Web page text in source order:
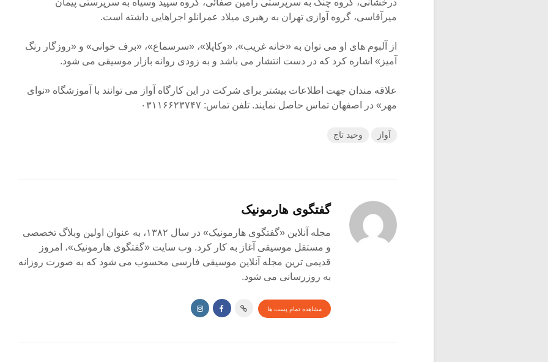
میرآقاسی، گروه آوازی تهران به رهبری میلاد عمرانلو اجراهایی داشته است.
از آلبوم های او می توان به «خانه غریب»، «وکاپلا»، «سرسماع»، «برف خوانی» و «روزگار رنگ
آمیز» اشاره کرد که در دست انتشار می باشد و به زودی روانه بازار موسیقی می شود.
علاقه مندان جهت اطلاعات بیشتر برای شرکت در این کارگاه آواز می توانند با آموزشگاه «نوای
مهر» در اصفهان تماس حاصل نمایند. تلفن تماس: ۰۳۱۱۶۶۲۳۷۴۷
آواز وحید تاج
گفتگوی هارمونیک
مجله آنلاین «گفتگوی هارمونیک» در سال ۱۳۸۲، به عنوان اولین وبلاگ تخصصی
و مستقل موسیقی آغاز به کار کرد. وب سایت «گفتگوی هارمونیک»، امروز
قدیمی ترین مجله آنلاین موسیقی فارسی محسوب می شود که به صورت روزانه
به روزرسانی می شود.
مشاهده تمام پست ها